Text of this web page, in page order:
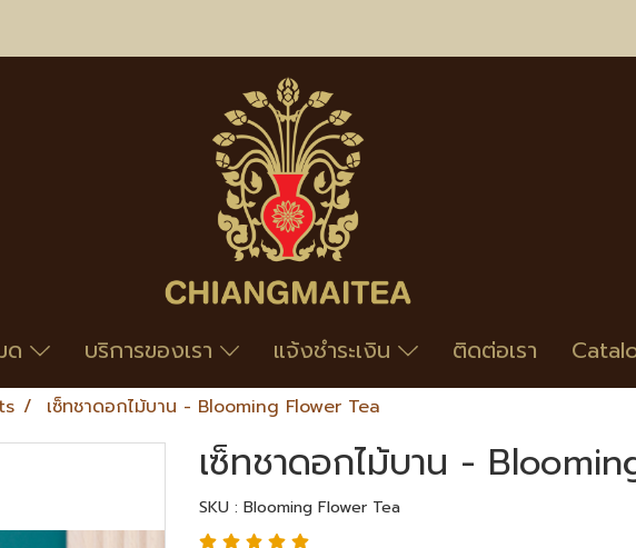
ด บริการของเรา แจ้งชำระเงิน ติดต่อเรา
เซ็ทชาดอกไม้บาน - Blooming Flower Tea
เซ็ทชาดอกไม้บาน -
SKU : Blooming Flower Tea